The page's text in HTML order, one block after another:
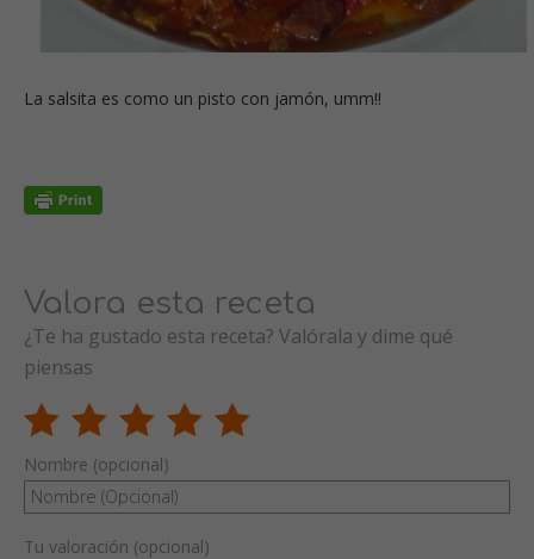
La salsita es como un pisto con jamón, umm!!
Valora esta receta
¿Te ha gustado esta receta? Valórala y dime qué
piensas
Nombre (opcional)
Tu valoración (opcional)